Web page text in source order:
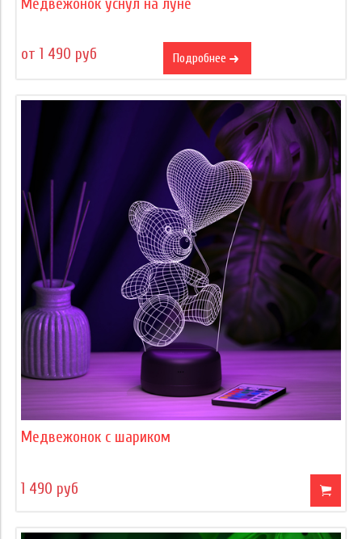
Медвежонок уснул на луне
от 1 490 руб Подробнее
Медвежонок с шариком
1 490 руб